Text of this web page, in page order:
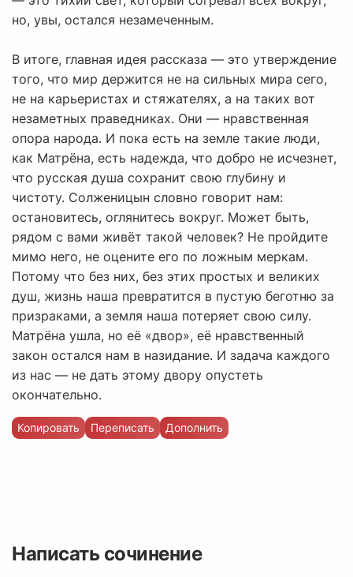
но, увы, остался незамеченным.
В итоге, главная идея рассказа — это утверждение
того, что мир держится не на сильных мира сего,
не на карьеристах и стяжателях, а на таких вот
незаметных праведниках. Они — нравственная
опора народа. И пока есть на земле такие люди,
как Матрёна, есть надежда, что добро не исчезнет,
что русская душа сохранит свою глубину и
чистоту. Солженицын словно говорит нам:
остановитесь, оглянитесь вокруг. Может быть,
рядом с вами живёт такой человек? Не пройдите
мимо него, не оцените его по ложным меркам.
Потому что без них, без этих простых и великих
душ, жизнь наша превратится в пустую беготню за
призраками, а земля наша потеряет свою силу.
Матрёна ушла, но её «двор», её нравственный
закон остался нам в назидание. И задача каждого
из нас — не дать этому двору опустеть
окончательно.
Копировать Переписать Дополнить
Написать сочинение